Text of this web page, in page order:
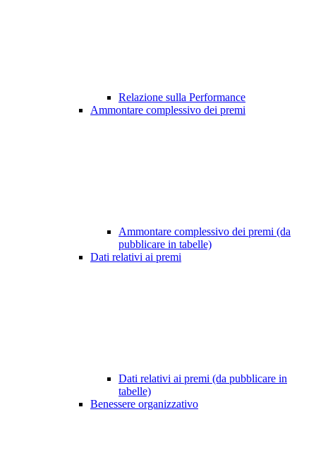
Relazione sulla Performance
Ammontare complessivo dei premi
Ammontare complessivo dei premi (da
pubblicare in tabelle)
Dati relativi ai premi
Dati relativi ai premi (da pubblicare in
tabelle)
Benessere organizzativo